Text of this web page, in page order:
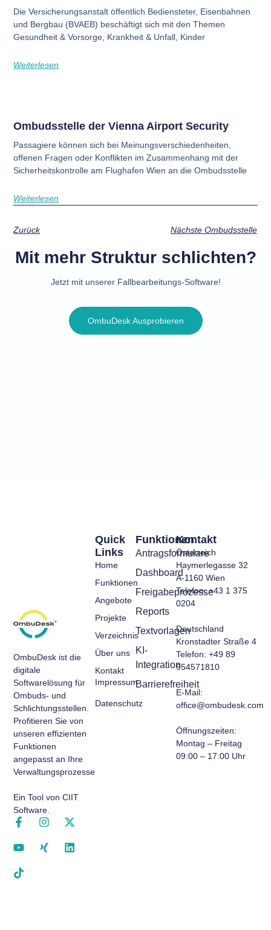
Die Versicherungsanstalt öffentlich Bediensteter, Eisenbahnen
und Bergbau (BVAEB) beschäftigt sich mit den Themen
Gesundheit & Vorsorge, Krankheit & Unfall, Kinder
Weiterlesen
Ombudsstelle der Vienna Airport Security
Passagiere können sich bei Meinungsverschiedenheiten,
offenen Fragen oder Konflikten im Zusammenhang mit der
Sicherheitskontrolle am Flughafen Wien an die Ombudsstelle
Weiterlesen
Zurück Nächste Ombudsstelle
Mit mehr Struktur schlichten?
Jetzt mit unserer Fallbearbeitungs-Software!
OmbuDesk Ausprobieren
OmbuDesk ist die
digitale
Softwarelösung für
Ombuds- und
Schlichtungsstellen.
Profitieren Sie von
unseren effizienten
Funktionen
angepasst an Ihre
Verwaltungsprozesse.
Ein Tool von CIIT
Software.
Funktionen
Antragsformulare
Dashboard
Freigabeprozesse
Reports
Textvorlagen
KI-
Integration
Barrierefreiheit
Quick
Links
Home
Funktionen
Angebote
Projekte
Verzeichnis
Über uns
Kontakt
Impressum
Datenschutz
Kontakt
Österreich
Haymerlegasse 32
A-1160 Wien
Telefon: +43 1 375
0204
Deutschland
Kronstadter Straße 4
Telefon: +49 89
954571810
E-Mail:
office@ombudesk.com
Öffnungszeiten:
Montag – Freitag
09:00 – 17:00 Uhr​